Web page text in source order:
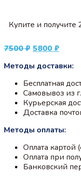
Купите и получите
7500₽
составляла
5800 ₽
5800
Методы доставки:
Бесплатная
Самовывоз из
Курьерская
Доставка
Методы оплаты:
Оплата картой
Оплата при
Банковский